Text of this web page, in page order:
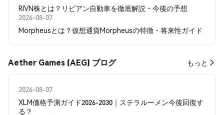
RIVN株とは？リビアン自動車を徹底解説・今後の予想
2026-08-07
Morpheusとは？仮想通貨Morpheusの特徴・将来性ガイド
Aether Games (AEG) ブログ もっと
2026-08-07
XLM価格予測ガイド2026-2030｜ステラルーメン今後回復す
る？